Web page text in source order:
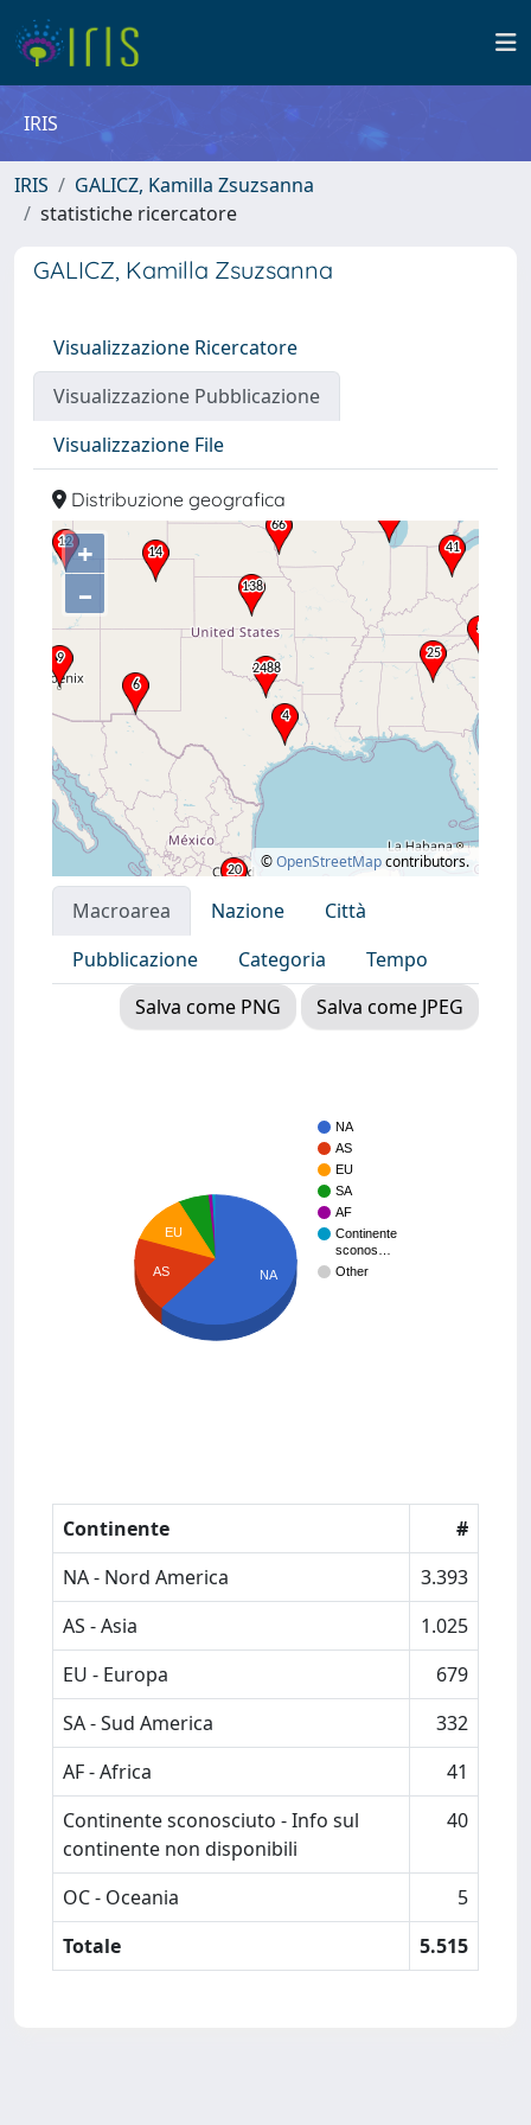
IRIS
IRIS
GALICZ, Kamilla Zsuzsanna
statistiche ricercatore
GALICZ, Kamilla Zsuzsanna
Visualizzazione Ricercatore
Visualizzazione Pubblicazione
Visualizzazione File
Distribuzione geografica
+
–
©OpenStreetMapcontributors.
Macroarea Nazione
Città
Pubblicazione
Categoria
Tempo
Salva come PNG
Salva come JPEG
NA
AS
EU
SA
AF
Continente
sconos…
Other
EU
AS NA
Continente
#
NA - Nord America
3.393
AS - Asia
1.025
EU - Europa
679
SA - Sud America
332
AF - Africa
41
Continente sconosciuto - Info sul
continente non disponibili
40
OC - Oceania
5
Totale
5.515